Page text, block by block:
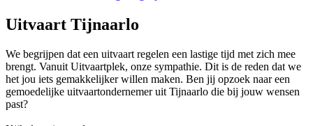
Uitvaart Tijnaarlo
We begrijpen dat een uitvaart regelen een lastige tijd met zich mee
brengt. Vanuit Uitvaartplek, onze sympathie. Dit is de reden dat we
het jou iets gemakkelijker willen maken. Ben jij opzoek naar een
gemoedelijke uitvaartondernemer uit Tijnaarlo die bij jouw wensen
past?